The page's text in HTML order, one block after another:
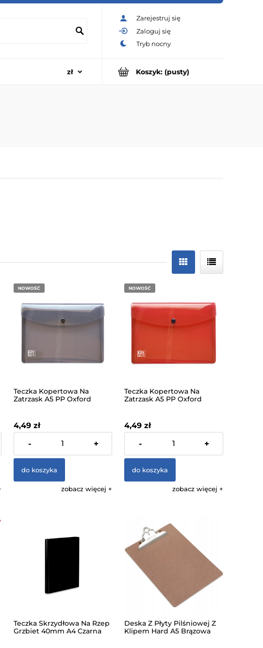
Zarejestruj się
Zaloguj się
Koszyk: (pusty)
Teczka Kopertowa Na
Zatrzask A5 PP Oxford
4,49 zł
zawiera 23% VAT, bez kosztów
- +
do koszyka
zobacz więcej
NOWOŚĆ
Teczka Kopertowa Na
Zatrzask A5 PP Oxford
4,49 zł
zawiera 23% VAT, bez kosztów
- +
do koszyka
zobacz więcej
NOWOŚĆ
Teczka Skrzydłowa Na Rzep
Grzbiet 40mm A4 Czarna
Deska Z Płyty Pilśniowej Z
Klipem Hard A5 Brązowa